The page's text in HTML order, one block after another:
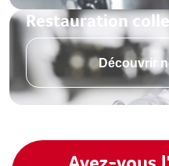
Restauration
Découvrir